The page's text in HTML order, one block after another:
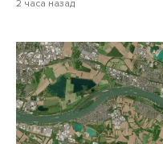
2 часа назад